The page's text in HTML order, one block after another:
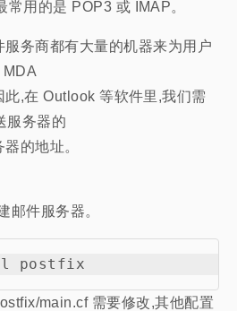
常用的是 POP3 或 IMAP。
务商都有大量的机器来为用户
MDA
,在 Outlook 等软件里,我们需
服务器的
的地址。
邮件服务器。
main.cf 需要修改,其他配置